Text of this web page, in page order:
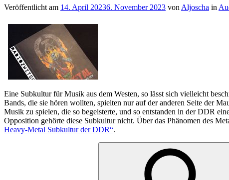
Veröffentlicht am 14. April 20236. November 2023 von Aljoscha in
Eine Subkultur für Musik aus dem Westen, so lässt sich vielleicht
Bands, die sie hören wollten, spielten nur auf der anderen Seite der
Musik zu spielen, die so begeisterte, und so entstanden in der DDR
Opposition gehörte diese Subkultur nicht. Über das Phänomen des
Heavy-Metal Subkultur der DDR“.